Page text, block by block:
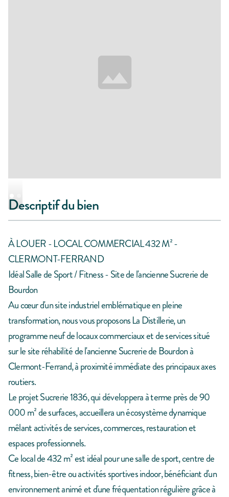
Descriptif du bien
À LOUER - LOCAL COMMERCIAL 432 M² -
CLERMONT-FERRAND
Idéal Salle de Sport / Fitness - Site de l'ancienne Sucrerie de
Bourdon
Au cœur d'un site industriel emblématique en pleine
transformation, nous vous proposons La Distillerie, un
programme neuf de locaux commerciaux et de services situé
sur le site réhabilité de l'ancienne Sucrerie de Bourdon à
Clermont-Ferrand, à proximité immédiate des principaux axes
routiers.
Le projet Sucrerie 1836, qui développera à terme près de 90
000 m² de surfaces, accueillera un écosystème dynamique
mêlant activités de services, commerces, restauration et
espaces professionnels.
Ce local de 432 m² est idéal pour une salle de sport, centre de
fitness, bien-être ou activités sportives indoor, bénéficiant d'un
environnement animé et d'une fréquentation régulière grâce à